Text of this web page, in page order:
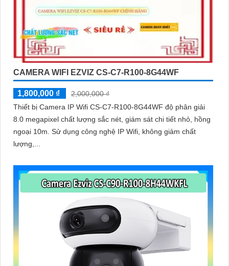
CAMERA WIFI EZVIZ CS-C7-R100-8G44WF
1,800,000 ₫
2,000,000 ₫
Thiết bị Camera IP Wifi CS-C7-R100-8G44WF độ phân giải
8.0 megapixel chất lượng sắc nét, giám sát chi tiết nhỏ, hồng
ngoại 10m. Sử dụng công nghệ IP Wifi, không giảm chất
lượng,...